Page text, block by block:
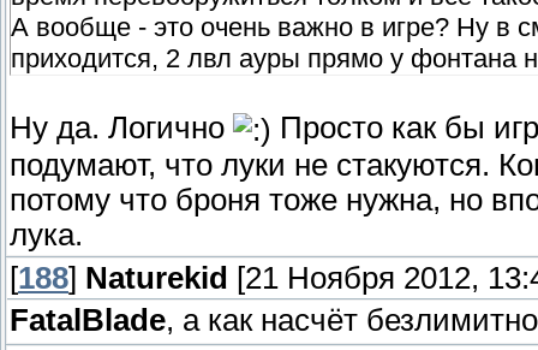
А вообще - это очень важно в игре? Ну в
приходится, 2 лвл ауры прямо у фонтана
Ну да. Логично
Просто как бы
подумают, что луки не стакуются.
потому что броня тоже нужна, но
лука.
[188] Naturekid [21 Ноября 2012,
FatalBlade, а как насчёт